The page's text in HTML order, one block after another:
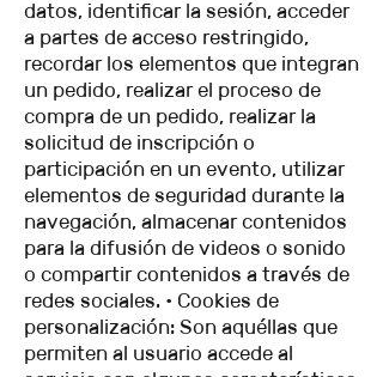
datos, identificar la sesión, acceder
a partes de acceso restringido,
recordar los elementos que integran
un pedido, realizar el proceso de
compra de un pedido, realizar la
solicitud de inscripción o
participación en un evento, utilizar
elementos de seguridad durante la
navegación, almacenar contenidos
para la difusión de videos o sonido
o compartir contenidos a través de
redes sociales. • Cookies de
personalización: Son aquéllas que
permiten al usuario accede al